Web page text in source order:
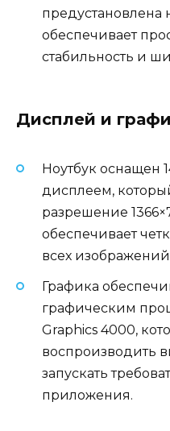
предустановлена
обеспечивает
стабильность и
Дисплей и
Ноутбук
дисплеем,
разрешение
обеспечивает
всех изображений
Графика
графическим
Graphics 4000,
воспроизводить
запускать
приложения.